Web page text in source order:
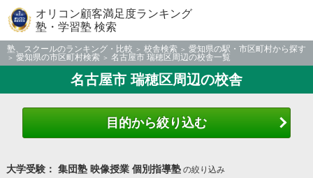
オリコン顧客満足度ランキング
塾・学習塾 検索
塾、スクールのランキング・比較 校舎検索
愛知県の駅・市区町村から探す
愛知県の市区町村検索
名古屋市 瑞穂区周辺の校舎一覧
名古屋市 瑞穂区周辺の校舎
目的から絞り込む
大学受験： 集団塾 映像授業 個別指導塾の絞り込み